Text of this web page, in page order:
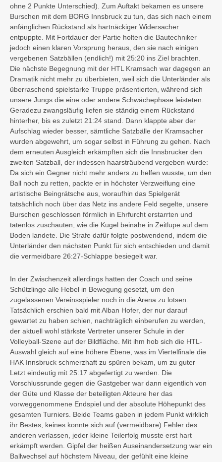
ohne 2 Punkte Unterschied). Zum Auftakt bekamen es unsere
Burschen mit dem BORG Innsbruck zu tun, das sich nach einem
anfänglichen Rückstand als hartnäckiger Widersacher
entpuppte. Mit Fortdauer der Partie holten die Bautechniker
jedoch einen klaren Vorsprung heraus, den sie nach einigen
vergebenen Satzbällen (endlich!) mit 25:20 ins Ziel brachten.
Die nächste Begegnung mit der HTL Kramsach war dagegen an
Dramatik nicht mehr zu überbieten, weil sich die Unterländer als
überraschend spielstarke Truppe präsentierten, während sich
unsere Jungs die eine oder andere Schwächephase leisteten.
Geradezu zwangsläufig liefen sie ständig einem Rückstand
hinterher, bis es zuletzt 21:24 stand. Dann klappte aber der
Aufschlag wieder besser, sämtliche Satzbälle der Kramsacher
wurden abgewehrt, um sogar selbst in Führung zu gehen. Nach
dem erneuten Ausgleich erkämpften sich die Innsbrucker den
zweiten Satzball, der indessen haarsträubend vergeben wurde:
Da sich ein Gegner nicht mehr anders zu helfen wusste, um den
Ball noch zu retten, packte er in höchster Verzweiflung eine
artistische Beingrätsche aus, woraufhin das Spielgerät
tatsächlich noch über das Netz ins andere Feld segelte, unsere
Burschen geschlossen förmlich in Ehrfurcht erstarrten und
tatenlos zuschauten, wie die Kugel beinahe in Zeitlupe auf dem
Boden landete. Die Strafe dafür folgte postwendend, indem die
Unterländer den nächsten Punkt für sich entschieden und damit
die vermeidbare 26:27-Schlappe besiegelt war.
In der Zwischenzeit allerdings hatten der Coach und seine
Schützlinge alle Hebel in Bewegung gesetzt, um den
zugelassenen Vereinsspieler noch in die Arena zu lotsen.
Tatsächlich erschien bald mit Alban Hofer, der nur darauf
gewartet zu haben schien, nachträglich einberufen zu werden,
der aktuell wohl stärkste Vertreter unserer Schule in der
Volleyball-Szene auf der Bildfläche. Mit ihm hob sich die HTL-
Auswahl gleich auf eine höhere Ebene, was im Viertelfinale die
HAK Innsbruck schmerzhaft zu spüren bekam, um zu guter
Letzt eindeutig mit 25:17 abgefertigt zu werden. Die
Vorschlussrunde gegen die Gastgeber war dann eigentlich von
der Güte und Klasse der beteiligten Akteure her das
vorweggenommene Endspiel und der absolute Höhepunkt des
gesamten Turniers. Beide Teams gaben in jedem Punkt wirklich
ihr Bestes, keines konnte sich auf (vermeidbare) Fehler des
anderen verlassen, jeder kleine Teilerfolg musste erst hart
erkämpft werden. Gipfel der heißen Auseinandersetzung war ein
Ballwechsel auf höchstem Niveau, der gefühlt eine kleine